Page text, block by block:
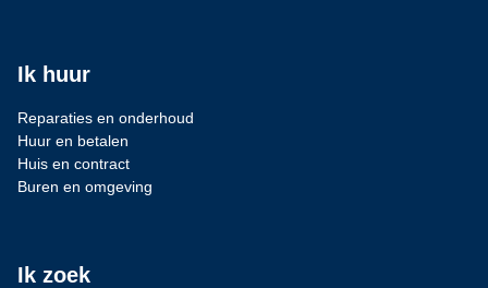
Ik huur
Reparaties en onderhoud
Huur en betalen
Huis en contract
Buren en omgeving
Ik zoek